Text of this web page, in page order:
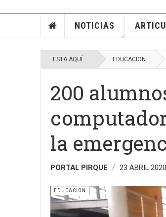
NOTICIAS
ESTÁ AQUÍ: EDUCACION
200
la
PORTAL PIRQUE 23 ABRIL 2020
EDUCACION